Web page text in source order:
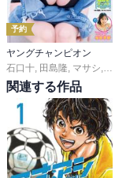
予約
ヤングチャンピオン
石口十 田島隆 マサシ
関連する作品